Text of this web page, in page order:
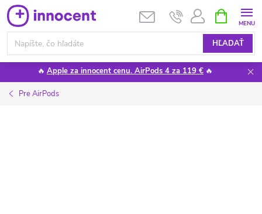
Prejsť
na
obsah
HĽADAŤ
KOŠÍK
🔥 Apple za innocent cenu. AirPods 4 za 119 € 🔥
Pre AirPods